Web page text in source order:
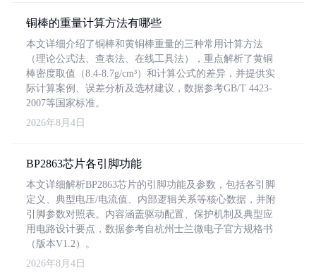
铜棒的重量计算方法有哪些
本文详细介绍了铜棒和黄铜棒重量的三种常用计算方法
（理论公式法、查表法、在线工具法），重点解析了黄铜
棒密度取值（8.4-8.7g/cm³）和计算公式的差异，并提供实
际计算案例、误差分析及选材建议，数据参考GB/T 4423-
2007等国家标准。
2026年8月4日
BP2863芯片各引脚功能
本文详细解析BP2863芯片的引脚功能及参数，包括各引脚
定义、典型电压/电流值、内部逻辑关系等核心数据，并附
引脚参数对照表。内容涵盖驱动配置、保护机制及典型应
用电路设计要点，数据参考自杭州士兰微电子官方规格书
（版本V1.2）。
2026年8月4日